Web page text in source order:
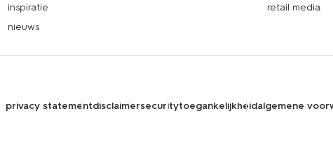
inspiratie
nieuws
retail media
privacy statementdisclaimersecuritytoegankelijkheidalgemene